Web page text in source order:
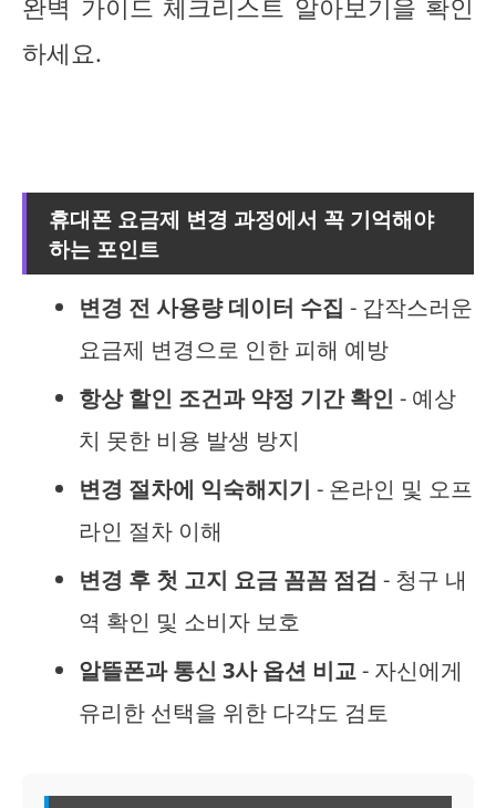
완벽 가이드 체크리스트 알아보기을 확인
하세요.
휴대폰 요금제 변경 과정에서 꼭 기억해야
하는 포인트
변경 전 사용량 데이터 수집 - 갑작스러운
요금제 변경으로 인한 피해 예방
항상 할인 조건과 약정 기간 확인 - 예상
치 못한 비용 발생 방지
변경 절차에 익숙해지기 - 온라인 및 오프
라인 절차 이해
변경 후 첫 고지 요금 꼼꼼 점검 - 청구 내
역 확인 및 소비자 보호
알뜰폰과 통신 3사 옵션 비교- 자신에게
유리한 선택을 위한 다각도 검토